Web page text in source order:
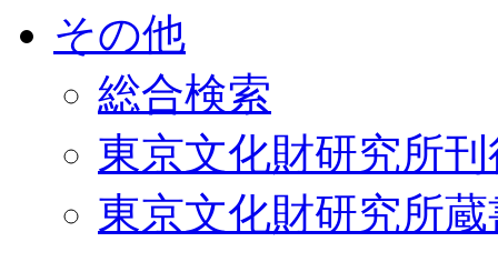
その他
総合検索
東京文化財研究所
東京文化財研究所